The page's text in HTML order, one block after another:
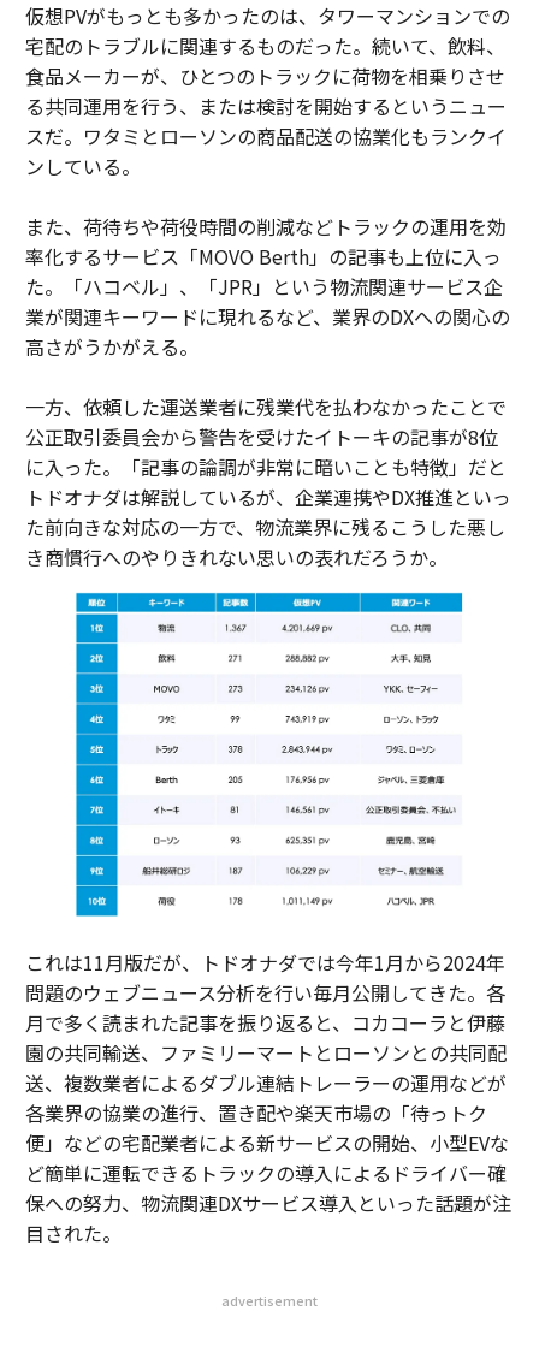
仮想PVがもっとも多かったのは、タワーマンションでの
宅配のトラブルに関連するものだった。続いて、飲料、
食品メーカーが、ひとつのトラックに荷物を相乗りさせ
る共同運用を行う、または検討を開始するというニュー
スだ。ワタミとローソンの商品配送の協業化もランクイ
ンしている。
また、荷待ちや荷役時間の削減などトラックの運用を効
率化するサービス「MOVO Berth」の記事も上位に入っ
た。「ハコベル」、「JPR」という物流関連サービス企
業が関連キーワードに現れるなど、業界のDXへの関心の
高さがうかがえる。
一方、依頼した運送業者に残業代を払わなかったことで
公正取引委員会から警告を受けたイトーキの記事が8位
に入った。「記事の論調が非常に暗いことも特徴」だと
トドオナダは解説しているが、企業連携やDX推進といっ
た前向きな対応の一方で、物流業界に残るこうした悪し
き商慣行へのやりきれない思いの表れだろうか。
これは11月版だが、トドオナダでは今年1月から2024年
問題のウェブニュース分析を行い毎月公開してきた。各
月で多く読まれた記事を振り返ると、コカコーラと伊藤
園の共同輸送、ファミリーマートとローソンとの共同配
送、複数業者によるダブル連結トレーラーの運用などが
各業界の協業の進行、置き配や楽天市場の「待っトク
便」などの宅配業者による新サービスの開始、小型EVな
ど簡単に運転できるトラックの導入によるドライバー確
保への努力、物流関連DXサービス導入といった話題が注
目された。
advertisement